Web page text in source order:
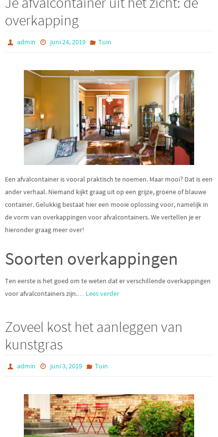
overkapping
admin juni 24, 2019 Tuin
Een afvalcontainer is vooral praktisch te noemen. Maar mooi? Dat is een
ander verhaal. Niemand kijkt graag uit op een grijze, groene of blauwe
container. Gelukkig bestaat hier een mooie oplossing voor, namelijk in
de vorm van overkappingen voor afvalcontainers. We vertellen je er
hieronder graag meer over!
Soorten overkappingen
Ten eerste is het goed om te weten dat er verschillende overkappingen
voor afvalcontainers zijn.… Lees verder
Zoveel kost het aanleggen van
kunstgras
admin juni 3, 2019 Tuin